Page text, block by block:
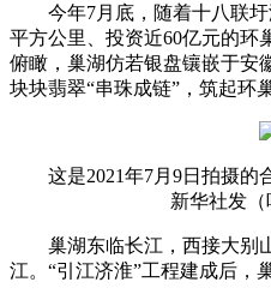
今年7月底，随着十八联圩
平方公里、投资近60亿元的环
俯瞰，巢湖仿若银盘镶嵌于安
块块翡翠“串珠成链”， 筑起环
这是2021年7月9日拍摄的
新华社发（
巢湖东临长江，西接大别山
江。“引江济淮”工程建成后，